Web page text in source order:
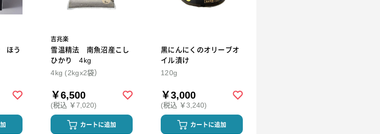
ほう
吉兆楽
雪温精法 南魚沼産こし
ひかり 4kg
4kg (2kgx2袋）
￥6,500
(税込 ￥7,020)
カートに追加
黒にんにくのオリーブオ
イル漬け
120g
￥3,000
(税込 ￥3,240)
カートに追加